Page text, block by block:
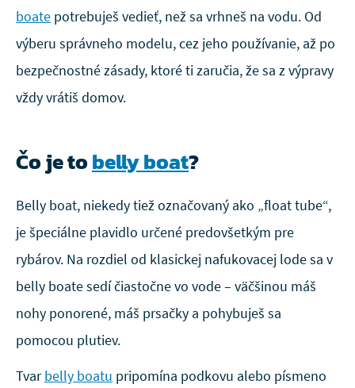
boate potrebuješ vedieť, než sa vrhneš na vodu. Od
výberu správneho modelu, cez jeho používanie, až po
bezpečnostné zásady, ktoré ti zaručia, že sa z výpravy
vždy vrátiš domov.
Čo je tobelly boat?
Belly boat, niekedy tiež označovaný ako „float tube“,
je špeciálne plavidlo určené predovšetkým pre
rybárov. Na rozdiel od klasickej nafukovacej lode sa v
belly boate sedí čiastočne vo vode – väčšinou máš
nohy ponorené, máš prsačky a pohybuješ sa
pomocou plutiev.
Tvarbelly boatu pripomína podkovu alebo písmeno